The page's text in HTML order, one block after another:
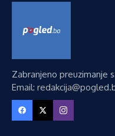
Zabranjeno preuzimanje
Email: